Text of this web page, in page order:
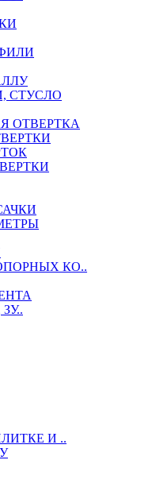
СТУСЛО
ОТВЕРТКА
КО..
И ..